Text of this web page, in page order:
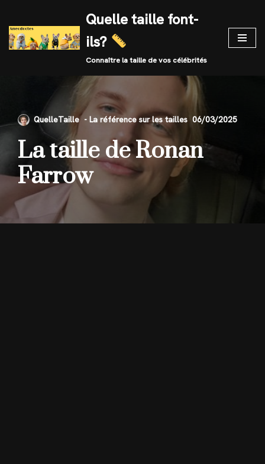
Skip
to
Quelle taille font-
ils?
Connaître la taille de vos célébrités
QuelleTaille 06/03/2025
La taille de Ronan
Farrow